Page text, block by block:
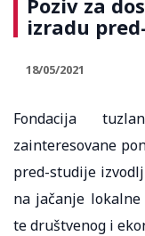
izradu
18/05/2021
Fondacija
zainteresovane
pred-studije
na jačanje
te društvenog i